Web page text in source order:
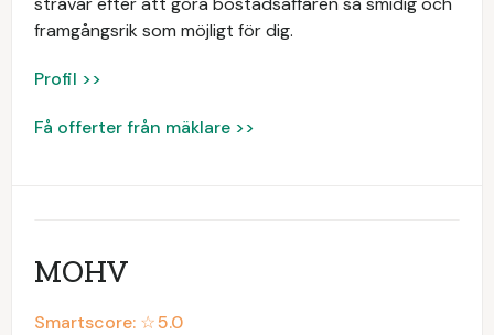
framgångsrik som möjligt för dig.
Profil >>
Få offerter från mäklare >>
MOHV
Smartscore: ☆5.0